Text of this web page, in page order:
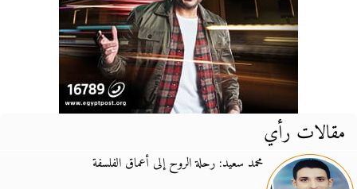
مقالات رأي
محمد سعيد: رحلة الروح إلى أعماق الفلسفة